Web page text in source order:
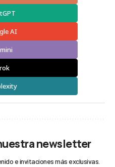
AI
newsletter
e invitaciones más exclusivas.